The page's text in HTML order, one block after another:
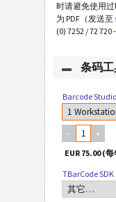
时请避免使用
为 PDF（发送至
(0) 7252 / 72 720 -
条码
Barcode
– +
TBarCode SDK